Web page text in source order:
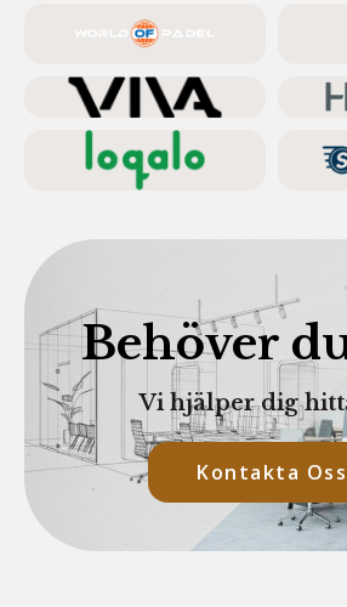
Behöver
Vi hjälper dig
Kontakta Oss